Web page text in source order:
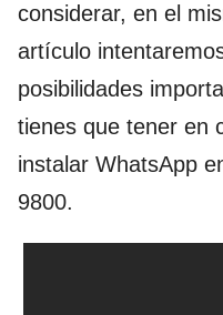
considerar, en el
artículo
posibilidades
tienes que tener en
instalar WhatsApp
9800.